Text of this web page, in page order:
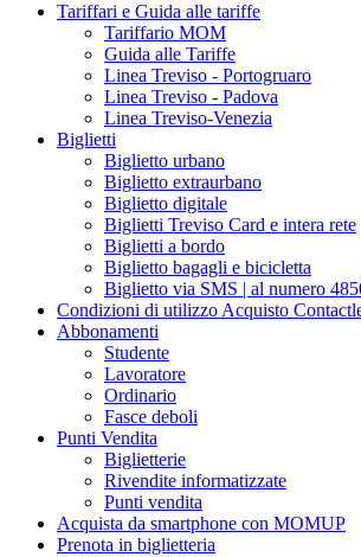
Tariffari e Guida alle tariffe
Tariffario MOM
Guida alle Tariffe
Linea Treviso - Portogruaro
Linea Treviso - Padova
Linea Treviso-Venezia
Biglietti
Biglietto urbano
Biglietto extraurbano
Biglietto digitale
Biglietti Treviso Card e intera rete
Biglietti a bordo
Biglietto bagagli e bicicletta
Biglietto via SMS | al numero
Condizioni di utilizzo Acquisto
Abbonamenti
Studente
Lavoratore
Ordinario
Fasce deboli
Punti Vendita
Biglietterie
Rivendite informatizzate
Punti vendita
Acquista da smartphone con MOMUP
Prenota in biglietteria